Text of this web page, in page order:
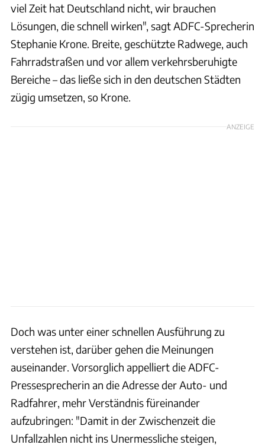
viel Zeit hat Deutschland nicht, wir brauchen
Lösungen, die schnell wirken", sagt ADFC-Sprecherin
Stephanie Krone. Breite, geschützte Radwege, auch
Fahrradstraßen und vor allem verkehrsberuhigte
Bereiche – das ließe sich in den deutschen Städten
zügig umsetzen, so Krone.
ANZEIGE
Doch was unter einer schnellen Ausführung zu
verstehen ist, darüber gehen die Meinungen
auseinander. Vorsorglich appelliert die ADFC-
Pressesprecherin an die Adresse der Auto- und
Radfahrer, mehr Verständnis füreinander
aufzubringen: "Damit in der Zwischenzeit die
Unfallzahlen nicht ins Unermessliche steigen,